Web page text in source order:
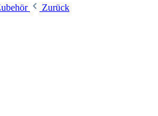
Zurück